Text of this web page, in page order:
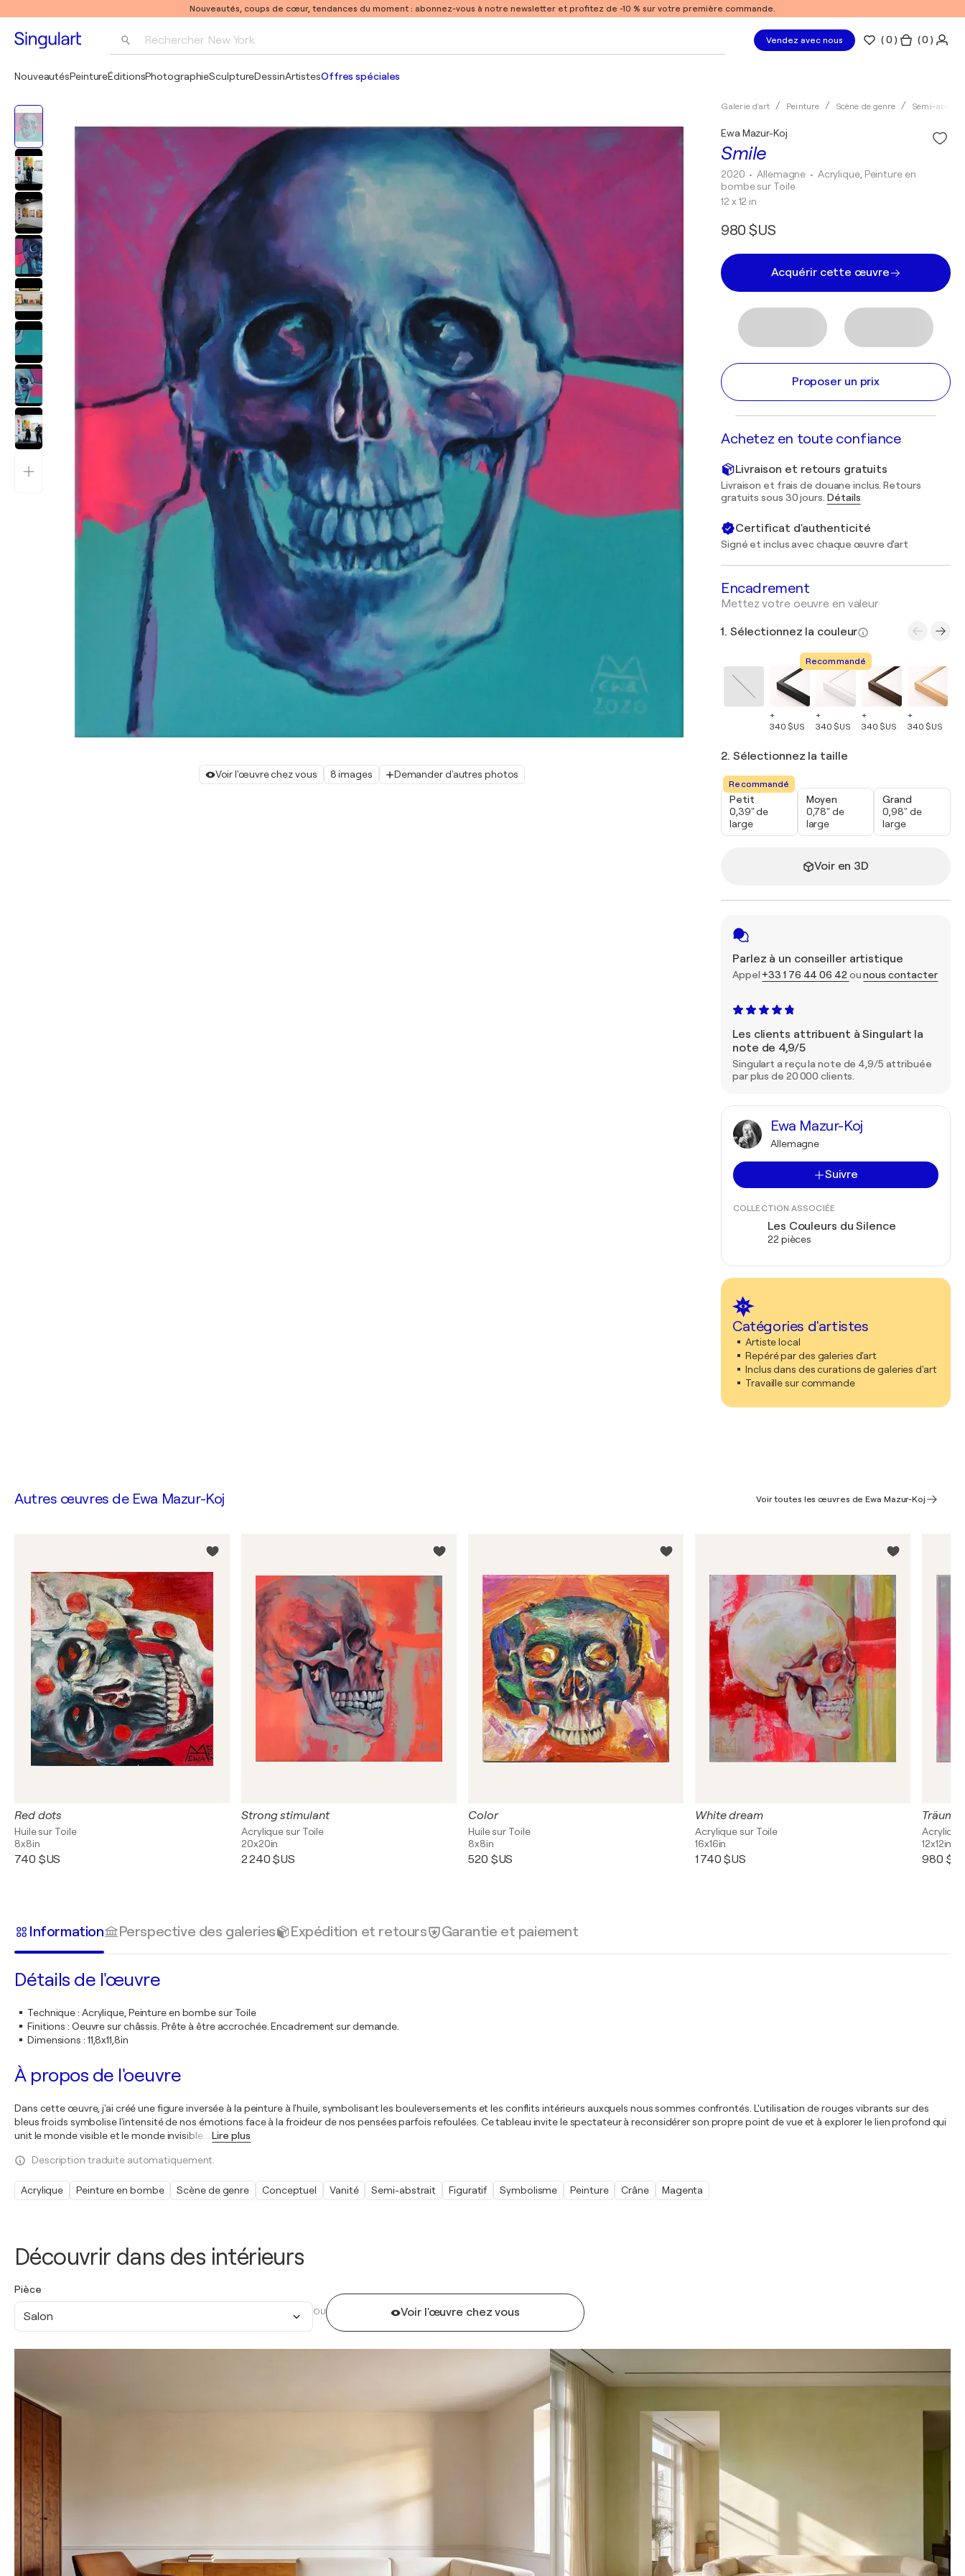
Nouveautés, coups de cœur, tendances du moment : abonnez-vous à notre newsletter et profitez de -10 % sur votre première commande.
Rechercher New York
Pablo Picasso
Vendez avec nous (0 ) ( 0 )
NouveautésPeintureÉditionsPhotographieSculptureDessinArtistesOffres spéciales
Voir l'œuvre chez vous 8 images Demander d'autres photos
Galerie d'art Peinture Scène de genre Semi-
Smile
Ewa Mazur-Koj
2020 • Allemagne • Acrylique, Peinture en
bombe sur Toile
12 x 12 in
980 $US
Acquérir cette œuvre
Proposer un prix
Achetez en toute confiance
Livraison et retours gratuits
Livraison et frais de douane inclus. Retours
gratuits sous 30 jours. Détails
Certificat d'authenticité
Signé et inclus avec chaque œuvre d'art
Encadrement
Mettez votre oeuvre en valeur
1. Sélectionnez la couleur
+
340 $US
Recommandé
+
340 $US
+
340 $US
+
340 $US
2. Sélectionnez la taille
Recommandé
Petit
0,39" de
large
Moyen
0,78" de
large
Grand
0,98" de
large
Voir en 3D
Parlez à un conseiller artistique
Appel +33 1 76 44 06 42 ounous contacter
Les clients attribuent à Singulart la
note de 4,9/5
Singulart a reçu la note de 4,9/5 attribuée
par plus de 20 000 clients.
Ewa Mazur-Koj
Allemagne
Suivre
COLLECTION ASSOCIÉE
Les Couleurs du Silence
22 pièces
Catégories d'artistes
Artiste local
Repéré par des galeries d'art
Inclus dans des curations de galeries d'art
Travaille sur commande
Découvrir dans des intérieurs
Pièce
Salon OU Voir l'œuvre chez vous
Autres œuvres de Ewa Mazur-Koj Voir toutes les œuvres de Ewa Mazur-Koj
Red dots
Huile sur Toile
8x8in
740 $US
Strong stimulant
Acrylique sur Toile
20x20in
2 240 $US
Color
Huile sur Toile
8x8in
520 $US
White dream
Acrylique sur Toile
16x16in
1 740 $US
12x12in
980
Information Perspective des galeries Expédition et retours Garantie et paiement
Détails de l'œuvre
Technique: Acrylique, Peinture en bombe sur Toile
Finitions : Oeuvre sur châssis. Prête à être accrochée. Encadrement sur demande.
Dimensions : 11,8x11,8in
À propos de l'oeuvre
Dans cette œuvre, j'ai créé une figure inversée à la peinture à l'huile, symbolisant les bouleversements et les conflits intérieurs auxquels nous sommes confrontés. L'utilisation de rouges vibrants sur des
bleus froids symbolise l'intensité de nos émotions face à la froideur de nos pensées parfois refoulées. Ce tableau invite le spectateur à reconsidérer son propre point de vue et à explorer le lien profond qui
unit le monde visible et le monde invisible.
Lire plus
Description traduite automatiquement.
Acrylique Peinture en bombe Scène de genre Conceptuel Vanité Semi-abstrait Figuratif Symbolisme Peinture Crâne Magenta